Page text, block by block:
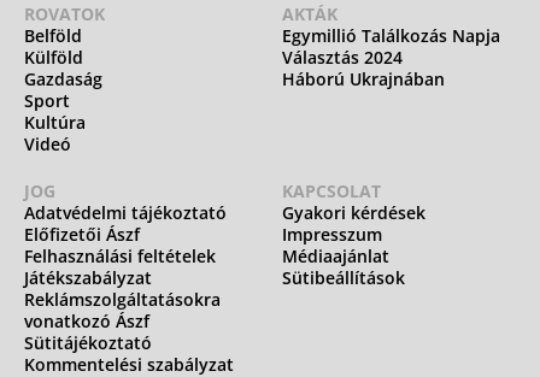
ROVATOK
Belföld
Külföld
Gazdaság
Sport
Kultúra
Videó
AKTÁK
Egymillió Találkozás Napja
Választás 2024
Háború Ukrajnában
JOG
Adatvédelmi tájékoztató
Előfizetői Ászf
Felhasználási feltételek
Játékszabályzat
Reklámszolgáltatásokra
vonatkozó Ászf
Sütitájékoztató
Kommentelési szabályzat
KAPCSOLAT
Gyakori kérdések
Impresszum
Médiaajánlat
Sütibeállítások